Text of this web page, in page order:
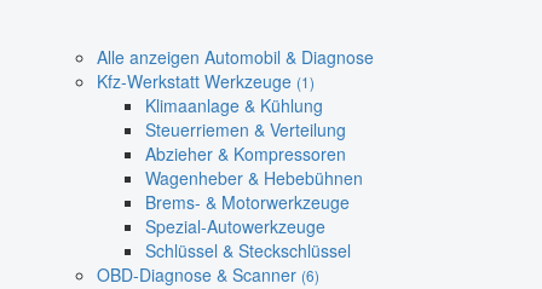
Alle anzeigen Automobil & Diagnose
Kfz-Werkstatt Werkzeuge (1)
Klimaanlage & Kühlung
Steuerriemen & Verteilung
Abzieher & Kompressoren
Wagenheber & Hebebühnen
Brems- & Motorwerkzeuge
Spezial-Autowerkzeuge
Schlüssel & Steckschlüssel
OBD-Diagnose & Scanner (6)